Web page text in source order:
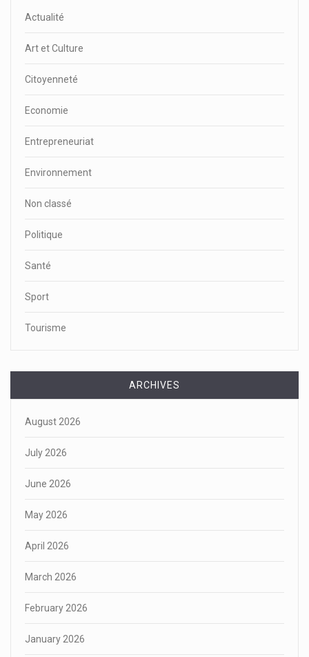
Actualité
Art et Culture
Citoyenneté
Economie
Entrepreneuriat
Environnement
Non classé
Politique
Santé
Sport
Tourisme
ARCHIVES
August 2026
July 2026
June 2026
May 2026
April 2026
March 2026
February 2026
January 2026